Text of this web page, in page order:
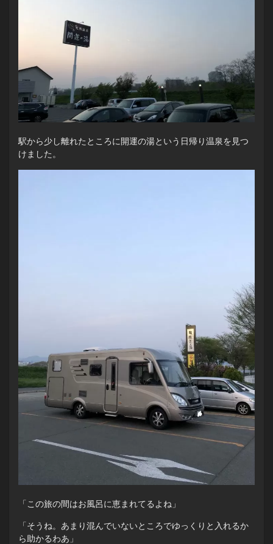
駅から少し離れたところに開運の湯という日帰り温泉を見つ
けました。
「この旅の間はお風呂に恵まれてるよね」
「そうね。あまり混んでいないところでゆっくりと入れるか
ら助かるわあ」